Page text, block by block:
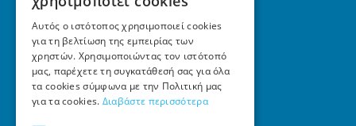
Εξυπηρέτηση πελατών
Συχνές ερωτήσεις
Όροι χρήσης
Τρόποι Πληρωμής
Επιστροφές
Επικοινωνία
Αυτός ο ιστότοπος χρησιμοποιεί cookies
για τη βελτίωση της εμπειρίας των
χρηστών. Χρησιμοποιώντας τον ιστότοπό
μας, παρέχετε τη συγκατάθεσή σας για όλα
τα cookies σύμφωνα με την Πολιτική μας
για τα cookies. Διαβάστε περισσότερα